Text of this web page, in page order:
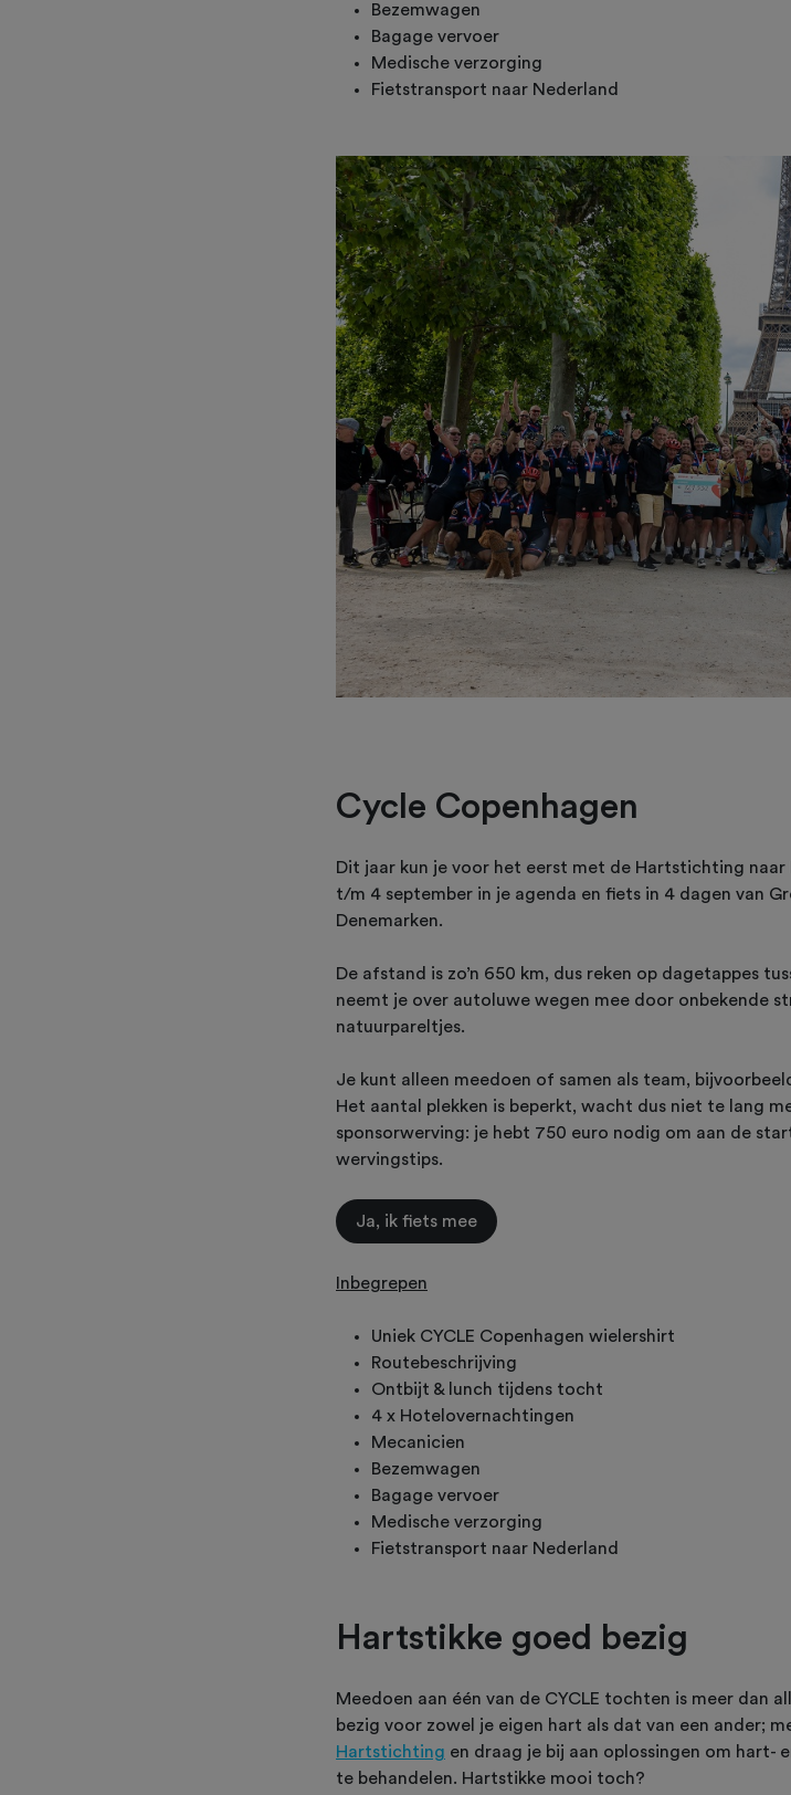
Bezemwagen
Bagage vervoer
Medische verzorging
Fietstransport naar Nederland
Cycle Copenhagen
Dit jaar kun je voor het eerst met de Hartstichting naar
t/m 4 september in je agenda en fiets in 4 dagen van
Denemarken.
De afstand is zo’n 650 km, dus reken op dagetappes
neemt je over autoluwe wegen mee door onbekende
natuurpareltjes.
Je kunt alleen meedoen of samen als team,
Het aantal plekken is beperkt, wacht dus niet te lang
sponsorwerving: je hebt 750 euro nodig om aan de
wervingstips.
Ja, ik fiets mee
Inbegrepen
Uniek CYCLE Copenhagen wielershirt
Routebeschrijving
Ontbijt & lunch tijdens tocht
4 x Hotelovernachtingen
Mecanicien
Bezemwagen
Bagage vervoer
Medische verzorging
Fietstransport naar Nederland
Hartstikke goed bezig
Meedoen aan één van de CYCLE tochten is meer dan
bezig voor zowel je eigen hart als dat van een ander;
Hartstichting en draag je bij aan oplossingen om hart-
te behandelen. Hartstikke mooi toch?